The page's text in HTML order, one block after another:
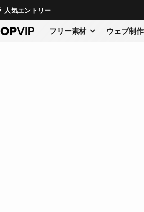
人気エントリー
フリー素材 ウェブ制作